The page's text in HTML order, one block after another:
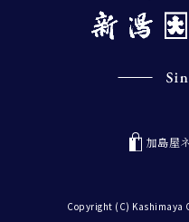
加島屋
Copyright (C) Kashimaya